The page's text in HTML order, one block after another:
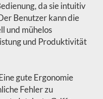
da sie intuitiv
Benutzer kann die
und mühelos
und Produktivität
gute Ergonomie
Fehler zu